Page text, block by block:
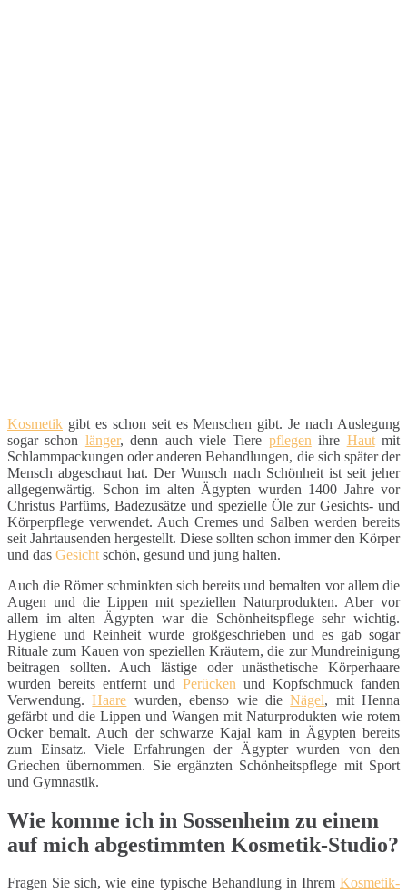
Kosmetik gibt es schon seit es Menschen gibt. Je nach Auslegung
sogar schon länger, denn auch viele Tiere pflegen ihre Hautmit
Schlammpackungen oder anderen Behandlungen, die sich später der
Mensch abgeschaut hat. Der Wunsch nach Schönheit ist seit jeher
allgegenwärtig. Schon im alten Ägypten wurden 1400 Jahre vor
Christus Parfüms, Badezusätze und spezielle Öle zur Gesichts- und
Körperpflege verwendet. Auch Cremes und Salben werden bereits
seit Jahrtausenden hergestellt. Diese sollten schon immer den Körper
und das Gesicht schön, gesund und jung halten.
Auch die Römer schminkten sich bereits und bemalten vor allem die
Augen und die Lippen mit speziellen Naturprodukten. Aber vor
allem im alten Ägypten war die Schönheitspflege sehr wichtig.
Hygiene und Reinheit wurde großgeschrieben und es gab sogar
Rituale zum Kauen von speziellen Kräutern, die zur Mundreinigung
beitragen sollten. Auch lästige oder unästhetische Körperhaare
wurden bereits entfernt und Perücken und Kopfschmuck fanden
Verwendung.Haare wurden, ebenso wie dieNägel, mit Henna
gefärbt und die Lippen und Wangen mit Naturprodukten wie rotem
Ocker bemalt. Auch der schwarze Kajal kam in Ägypten bereits
zum Einsatz. Viele Erfahrungen der Ägypter wurden von den
Griechen übernommen. Sie ergänzten Schönheitspflege mit Sport
und Gymnastik.
Wie komme ich in Sossenheim zu einem
auf mich abgestimmten Kosmetik-Studio?
Fragen Sie sich, wie eine typische Behandlung in Ihrem Kosmetik-